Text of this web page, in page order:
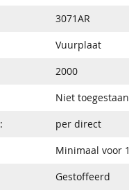
3071AR
Vuurplaat
2000
Niet toegestaan
per direct
Minimaal voor
Gestoffeerd